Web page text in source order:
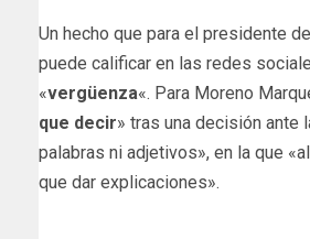
Un hecho que para el presidente
puede calificar en las redes
«vergüenza«. Para Moreno
que decir» tras una decisión ante
palabras ni adjetivos», en la que
que dar explicaciones».